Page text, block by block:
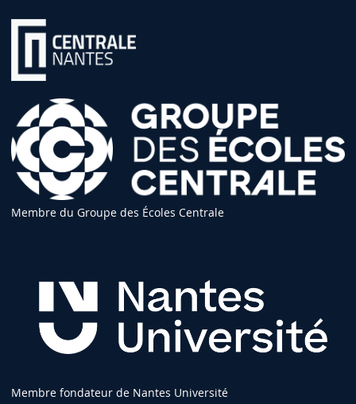
Membre du Groupe des Écoles Centrale
Membre fondateur de Nantes Université